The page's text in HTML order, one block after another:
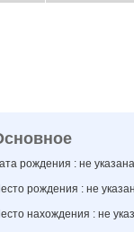
рождения : не указана
рождения : не
нахождения : не